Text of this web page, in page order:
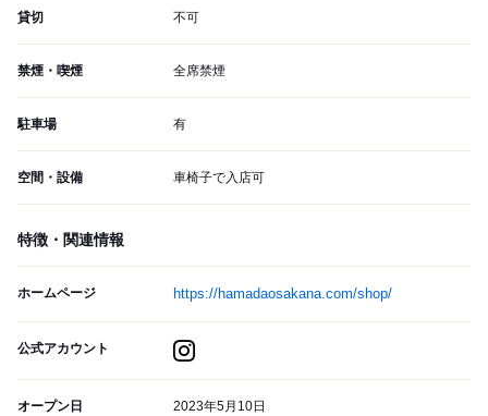
貸切 不可
禁煙・喫煙 全席禁煙
駐車場 有
空間・設備 車椅子で入店可
特徴・関連情報
ホームページ https://hamadaosakana.com/shop/
公式アカウント
オープン日 2023年5月10日